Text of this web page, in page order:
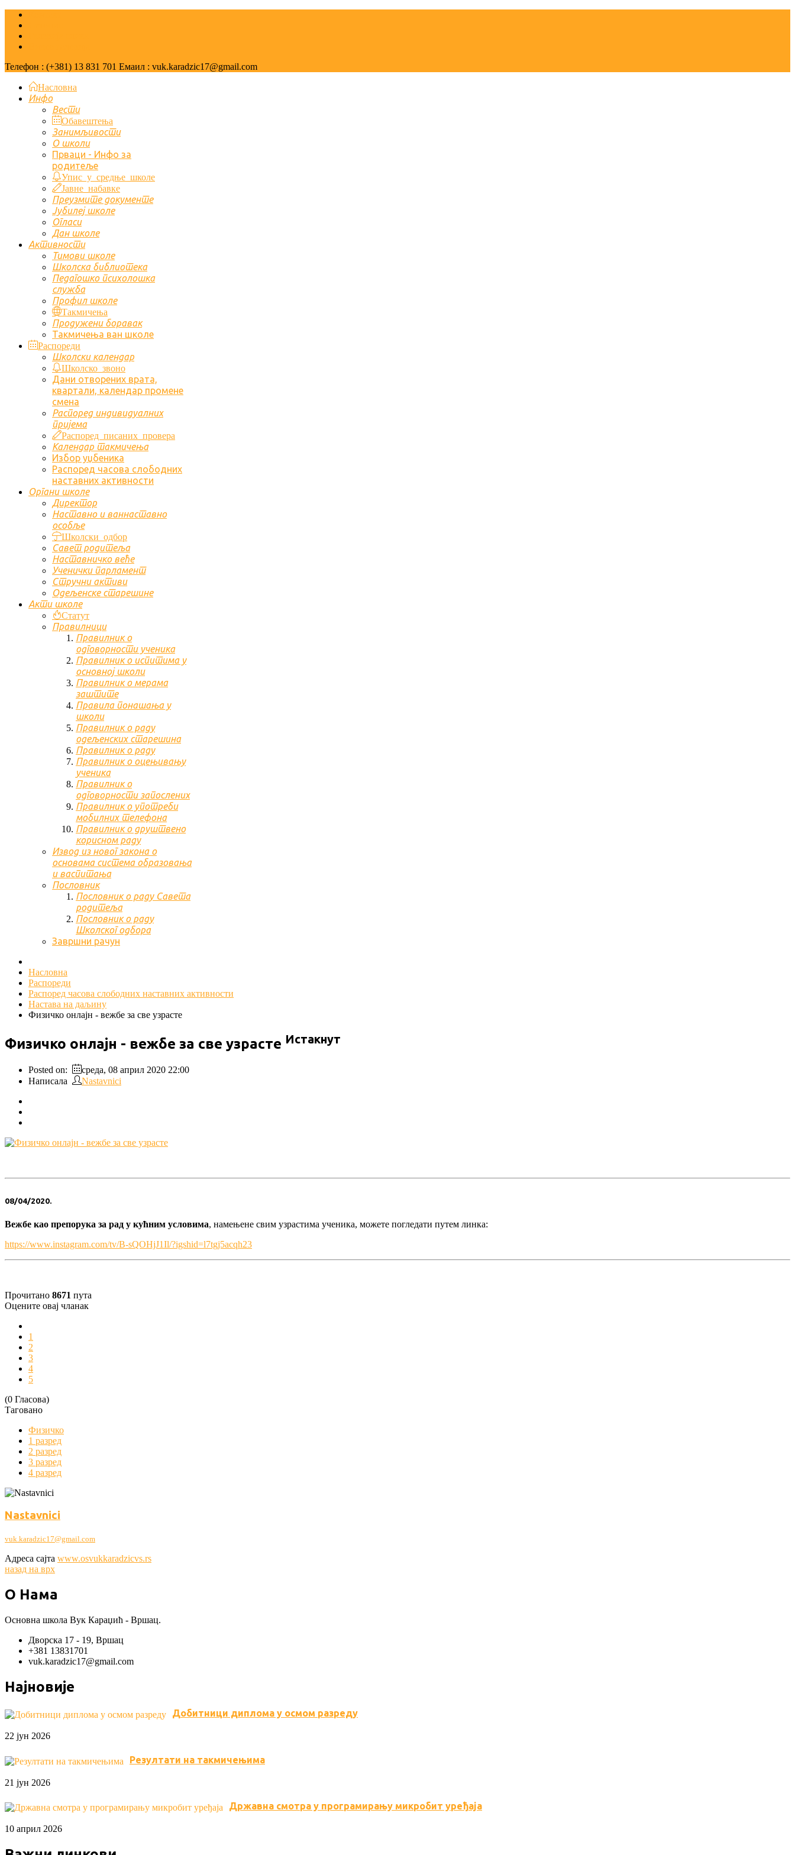
Телефон : (+381) 13 831 701 Емаил : vuk.karadzic17@gmail.com
Насловна
Инфо
Вести
Обавештења
Занимљивости
О школи
Првaци - Инфо за
родитеље
Упис у средње школе
Јавне набавке
Преузмите документе
Јубилеј школе
Огласи
Дан школе
Активности
Тимови школе
Школска библиотека
Педагошко психолошка
служба
Профил школе
Такмичења
Продужени боравак
Такмичења ван школе
Распореди
Школски календар
Школско звоно
Дани отворених врата,
квартали, календар промене
смена
Распоред индивидуалних
пријема
Распоред писаних провера
Календар такмичења
Избор уџбеника
Распоред часова слободних
наставних активности
Органи школе
Директор
Наставно и ваннаставно
особље
Школски одбор
Савет родитеља
Наставничко веће
Ученички парламент
Стручни активи
Одељенске старешине
Акти школе
Статут
Правилници
Правилник о
одговорности ученика
Правилник о испитима у
основној школи
Правилник о мерама
заштите
Правила понашања у
школи
Правилник о раду
одељенских старешина
Правилник о раду
Правилник о оцењивању
ученика
Правилник о
одговорности запослених
Правилник о употреби
мобилних телефона
Правилник о друштвено
корисном раду
Извод из новог закона о
основама система образовања
и васпитања
Пословник
Пословник о раду Савета
родитеља
Пословник о раду
Школског одбора
Завршни рачун
Насловна
Распореди
Распоред часова слободних наставних активности
Настава на даљину
Физичко онлајн - вежбе за све узрасте
Физичко онлајн - вежбе за све узрасте Истакнут
Posted on:
среда, 08 април 2020 22:00
Написала
Nastavnici
08/04/2020.
Вежбе као препорука за рад у кућним условима, намењене свим узрастима ученика, можете погледати путем линка:
https://www.instagram.com/tv/B-sQOHjJ1Il/?igshid=l7tgj5acqh23
Прочитано 8671 пута
Оцените овај чланак
1
2
3
4
5
(0 Гласова)
Таговано
Физичко
1 разред
2 разред
3 разред
4 разред
Nastavnici
vuk.karadzic17@gmail.com
Адреса сајта www.osvukkaradzicvs.rs
назад на врх
О Нама
Основна школа Вук Караџић - Вршац.
Дворска 17 - 19, Вршац
+381 13831701
vuk.karadzic17@gmail.com
Најновије
Добитници диплома у осмом разреду
22 јун 2026
Резултати на такмичењима
21 јун 2026
Државна смотра у програмирању микробит уређаја
10 април 2026